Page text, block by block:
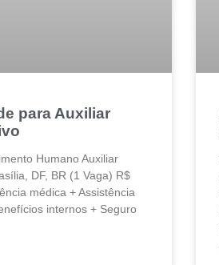
para Auxiliar
Humano Auxiliar
DF, BR (1 Vaga) R$
médica + Assistência
internos + Seguro